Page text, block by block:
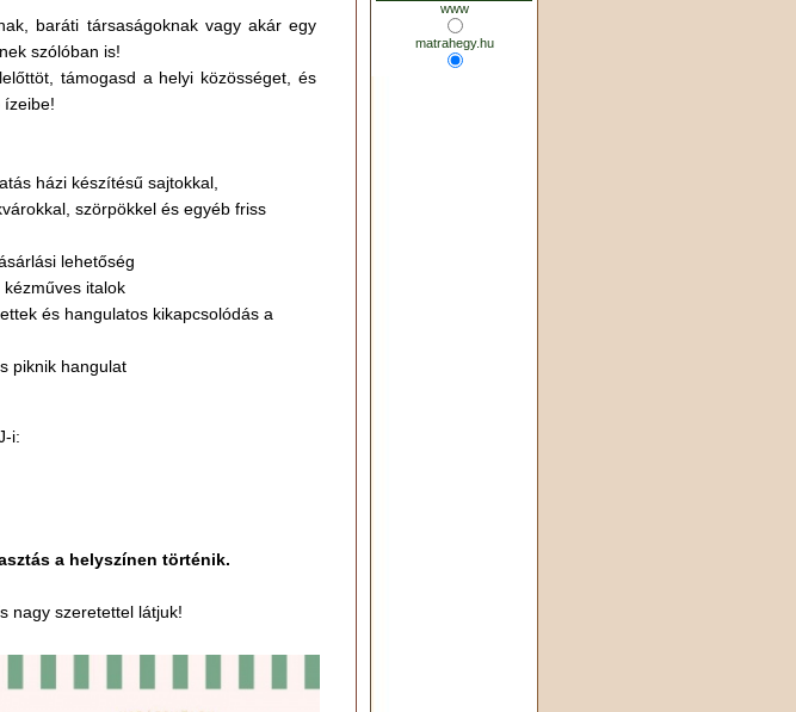
baráti társaságoknak vagy akár egy
szólóban is!
támogasd a helyi közösséget, és
ízeibe!
házi készítésű sajtokkal,
szörpökkel és egyéb friss
lehetőség
italok
és hangulatos kikapcsolódás a
piknik hangulat
i:
a helyszínen történik.
nagy szeretettel látjuk!
www
matrahegy.hu